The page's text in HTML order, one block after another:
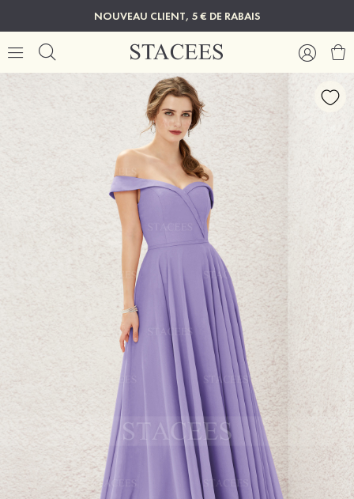
NOUVEAU CLIENT, 5 € DE RABAIS